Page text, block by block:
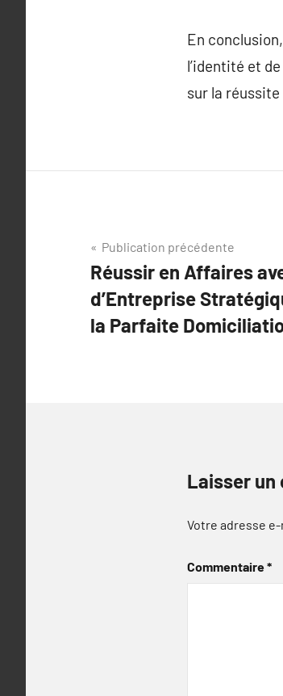
En
l’identité et
sur la
Navigation
de
l’article
Publication précédente
Réussir en Affaires
d’Entreprise
la Parfaite
Laisser
Votre adresse e-
Commentaire*